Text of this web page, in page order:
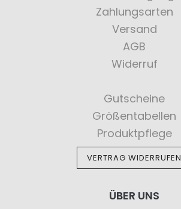
Zahlungsarten
Versand
AGB
Widerruf
Gutscheine
Größentabellen
Produktpflege
VERTRAG WIDERRUFEN
ÜBER UNS